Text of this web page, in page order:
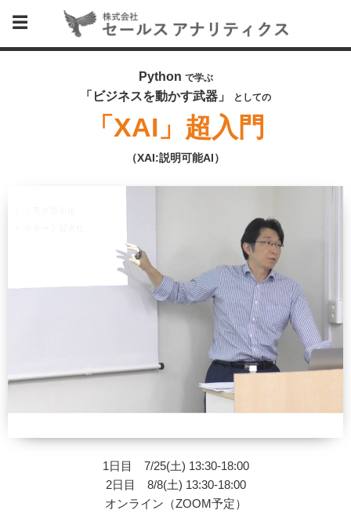
Python で学ぶ
「ビジネスを動かす武器」 としての
「XAI」超入門
（XAI:説明可能AI）
1日目 7/25(土) 13:30-18:00
2日目 8/8(土) 13:30-18:00
オンライン（ZOOM予定）